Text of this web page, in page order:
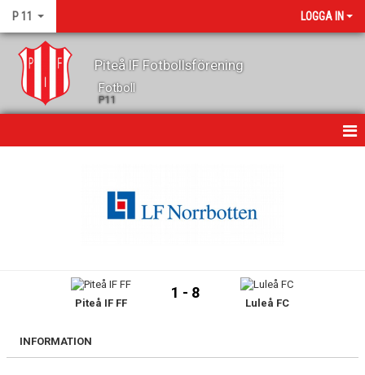
P 11 LOGGA IN
Piteå IF Fotbollsförening
Fotboll
P11
GÄSTBOK
Piteå IF FF
1 - 8
Luleå FC
INFORMATION